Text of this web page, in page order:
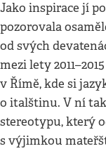
Jako inspirace jí
pozorovala
od svých
mezi lety
v Římě, kde si
o italštinu. V ní
stereotypu, který
s výjimkou